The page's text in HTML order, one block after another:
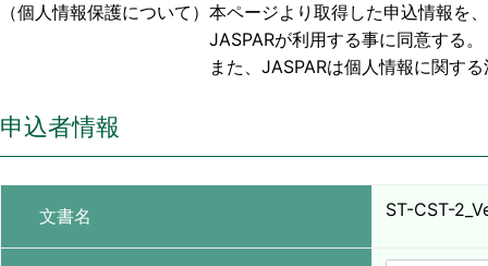
（個人情報保護について）本ページより取得した申込情報
JASPARが利用する事に同意する。
また、JASPARは個人情報に関する法令およ
申込者情報
文書名 ST-CST-